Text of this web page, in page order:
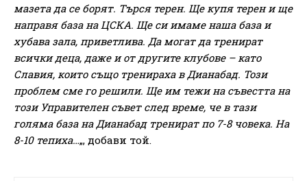
мазета да се борят. Търся терен. Ще купя терен и ще
направя база на ЦСКА. Ще си имаме наша база и
хубава зала, приветлива. Да могат да тренират
всички деца, даже и от другите клубове – като
Славия, които също тренираха в Дианабад. Този
проблем сме го решили. Ще им тежи на съвестта на
този Управителен съвет след време, че в тази
голяма база на Дианабад тренират по 7-8 човека. На
8-10 тепиха…„, добави той.